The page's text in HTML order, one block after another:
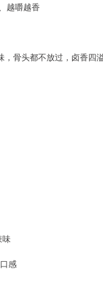
越嚼越香
，骨头都不放过，卤香
味
感